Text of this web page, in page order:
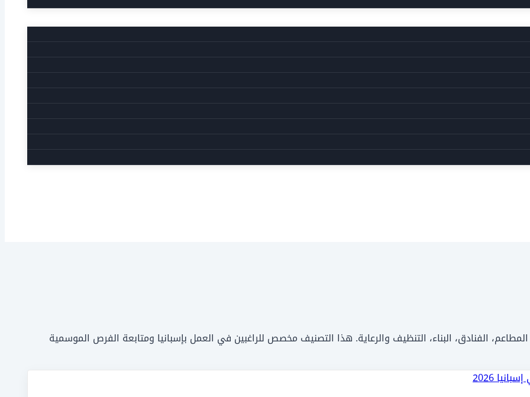
الفنادق، البناء، التنظيف والرعاية. هذا التصنيف مخصص للراغبين في العمل بإسبانيا ومتابعة الفرص الموسمية